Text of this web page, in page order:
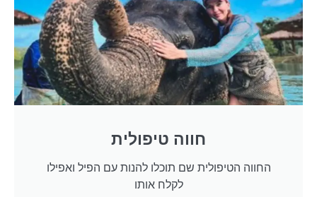
חווה טיפולית
החווה הטיפולית שם תוכלו להנות עם הפיל ואפילו
לקלח אותו